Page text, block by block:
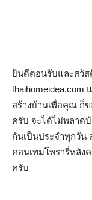
ยินดีตอนรับและสวั
thaihomeidea.com
สร้างบ้านเพื่อคุณ ก็ข
ครับ จะได้ไม่พลาด
กันเป็นประจำทุกวัน
คอนเทมโพรารี่หลัง
ครับ